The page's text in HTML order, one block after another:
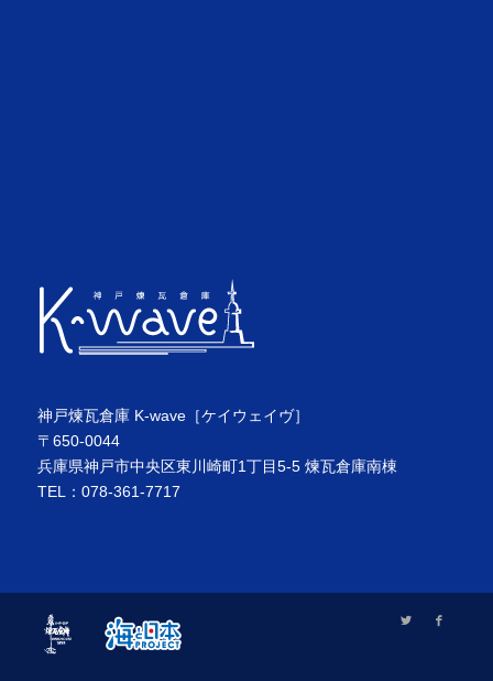
神戸煉瓦倉庫 K-wave［ケイウェイヴ］
〒650-0044
兵庫県神戸市中央区東川崎町1丁目5-5 煉瓦倉庫南棟
TEL：078-361-7717